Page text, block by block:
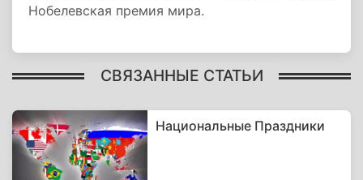
Нобелевская премия мира.
СВЯЗАННЫЕ СТАТЬИ
Национальные Праздники